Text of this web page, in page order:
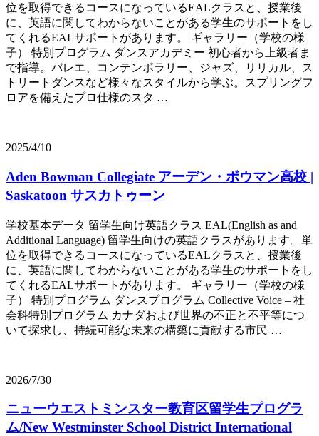
位を取得できるコースになっているEALクラスと、授業後
に、英語に関してわからないことがある学生のサポートをし
てくれるEALサポートがあります。 ギャラリー（学校の様
子） 特別プログラム ダンスアカデミー 初心者から上級者ま
で指導。バレエ、コンテンポラリー、ジャズ、リリカル、ス
トリートダンスなど様々なスタイルから学ぶ。スプリングフ
ロアを備えたプロ仕様のスタ …
2025/4/10
Aden Bowman Collegiate アーデン・ボウマン高校 |
Saskatoon サスカトゥーン
学校基本データ 留学生向け英語クラス EAL(English as and
Additional Language) 留学生向けの英語クラスがあります。単
位を取得できるコースになっているEALクラスと、授業後
に、英語に関してわからないことがある学生のサポートをし
てくれるEALサポートがあります。 ギャラリー（学校の様
子） 特別プログラム ダンスプログラム Collective Voice – 社
会科特別プログラム カナダおよび世界の不正と不平等につ
いて探求し、持続可能な未来の構築に貢献する市民 …
2026/7/30
ニューウエストミンスター教育区留学生プログラ
ム/New Westminster School District International